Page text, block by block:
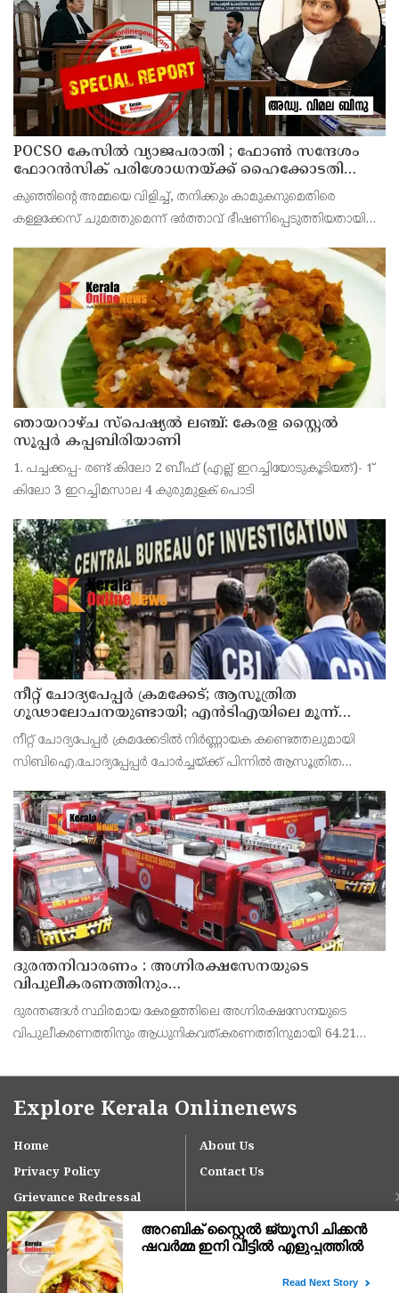
POCSO കേസിൽ വ്യാജപരാതി ; ഫോൺ സന്ദേശം
ഫോറൻസിക് പരിശോധനയ്ക്ക് ഹൈക്കോടതി
നിർദേശം; പ്രതിയെ വെറുതെവിട്ട് ആലുവ ഫാസ്റ്റ്
ട്രാക്ക് കോടതി
കുഞ്ഞിന്റെ അമ്മയെ വിളിച്ച്, തനിക്കും കാമുകനുമെതിരെ
കള്ളക്കേസ് ചുമത്തുമെന്ന് ഭർത്താവ് ഭീഷണിപ്പെടുത്തിയതായി
പരിശോധിച്ച് റിപ്പോർട്ട് കോടതിയിൽ സമർപ്പിക്കണമെന്
ഞായറാഴ്ച സ്പെഷ്യൽ ലഞ്ച്: കേരള സ്റ്റൈൽ
സൂപ്പർ കപ്പബിരിയാണി
1. പച്ചക്കപ്പ- രണ്ട് കിലോ 2 ബീഫ് (എല്ല് ഇറച്ചിയോടുകൂടിയത്)- 1്
കിലോ 3 ഇറച്ചിമസാല 4 കുരുമുളക് പൊടി
നീറ്റ് ചോദ്യപേപ്പര്‍ ക്രമക്കേട്; ആസൂത്രിത
ഗൂഢാലോചനയുണ്ടായി; എന്‍ടിഎയിലെ മൂന്ന്
സബ്ജക്ട് വിദഗ്ധര്‍ക്ക് പങ്കുണ്ടെന്ന നിർണായക
കണ്ടെത്തലുമായി സിബിഐ
നീറ്റ് ചോദ്യപേപ്പര്‍ ക്രമക്കേടിൽ നിർണ്ണായക കണ്ടെത്തലുമായി
സിബിഐ.ചോദ്യപ്പേപ്പർ ചോർച്ചയ്ക്ക് പിന്നില്‍ ആസൂത്രിത
നാഷണല്‍ ടെസ്റ്റിംഗ് ഏജന്‍സി (എന്‍ടിഎ) വിദഗ്
ദുരന്തനിവാരണം : അഗ്നിരക്ഷസേനയുടെ
വിപുലീകരണത്തിനും
ആധുനികവത്കരണത്തിനുമായി 64.21 കോടി രൂപ
കൂടി അനുവദിച്ചു
ദുരന്തങ്ങൾ സ്ഥിരമായ കേരളത്തിലെ അഗ്നിരക്ഷസേനയുടെ
വിപുലീകരണത്തിനും ആധുനികവത്കരണത്തിനുമായി 64.21
നിർദേശങ്ങൾക്കനുസരിച്ചാണ് രണ്ടാം ഘട്ടമായി സഹായധനം
അനുവദി
Explore Kerala Onlinenews
Home
About Us
Privacy Policy
Contact Us
Grievance Redressal